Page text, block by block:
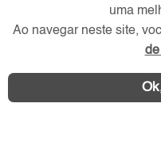
uma
Ao navegar neste site,